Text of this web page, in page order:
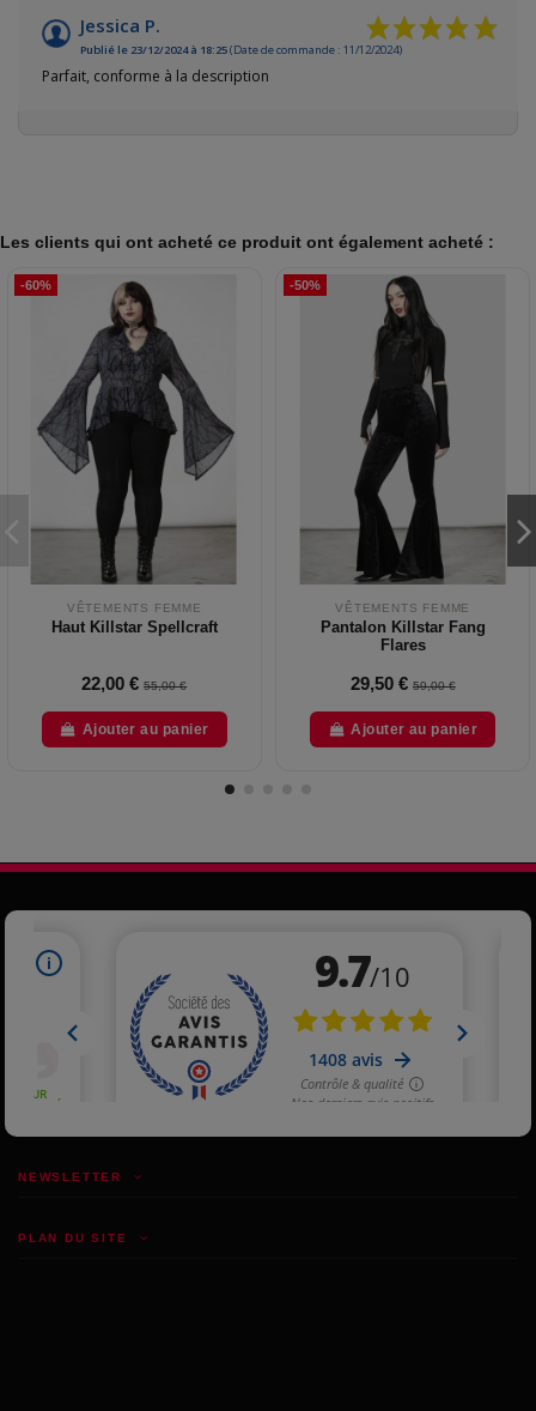
Jessica P.
Publié le 23/12/2024 à 18:25(Date de commande : 11/12/2024)
Parfait, conforme à la description
Les clients qui ont acheté ce produit ont également acheté :
-60%
VÊTEMENTS FEMME
Haut Killstar Spellcraft
22,00 €55,00 €
Ajouter au panier
-50%
VÊTEMENTS FEMME
Pantalon Killstar Fang
Flares
29,50 € 59,00 €
Ajouter au panier
PLAN DU SITE
NEWSLETTER